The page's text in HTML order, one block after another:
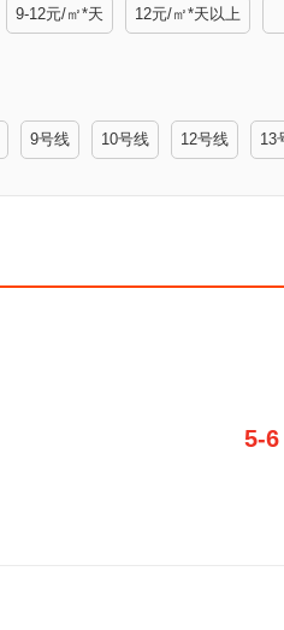
9-12元/㎡*天 12元/㎡*天以上
9号线 10号线 12号线 13
5-6